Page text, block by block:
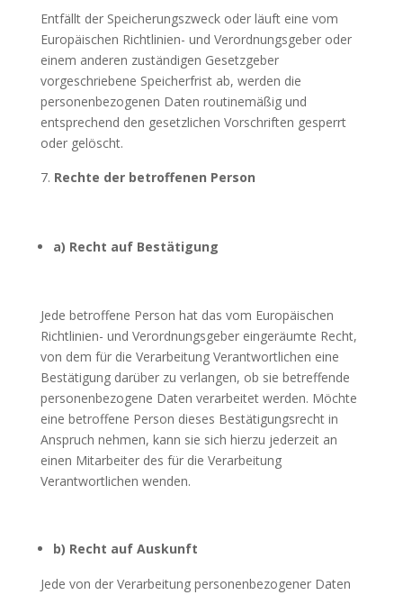
Entfällt der Speicherungszweck oder läuft eine vom
Europäischen Richtlinien- und Verordnungsgeber oder
einem anderen zuständigen Gesetzgeber
vorgeschriebene Speicherfrist ab, werden die
personenbezogenen Daten routinemäßig und
entsprechend den gesetzlichen Vorschriften gesperrt
oder gelöscht.
Rechte der betroffenen Person
a) Recht auf Bestätigung
Jede betroffene Person hat das vom Europäischen
Richtlinien- und Verordnungsgeber eingeräumte Recht,
von dem für die Verarbeitung Verantwortlichen eine
Bestätigung darüber zu verlangen, ob sie betreffende
personenbezogene Daten verarbeitet werden. Möchte
eine betroffene Person dieses Bestätigungsrecht in
Anspruch nehmen, kann sie sich hierzu jederzeit an
einen Mitarbeiter des für die Verarbeitung
Verantwortlichen wenden.
b) Recht auf Auskunft
Jede von der Verarbeitung personenbezogener Daten